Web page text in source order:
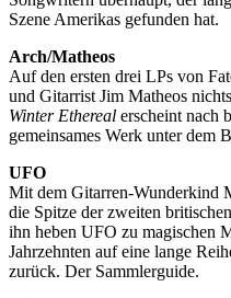
Szene Amerikas gefunden hat.
Arch/Matheos
Auf den ersten drei LPs von
und Gitarrist Jim Matheos
Winter Ethereal erscheint nach
gemeinsames Werk unter dem
UFO
Mit dem Gitarren-Wunderkind
die Spitze der zweiten
ihn heben UFO zu magischen
Jahrzehnten auf eine lange
zurück. Der Sammlerguide.